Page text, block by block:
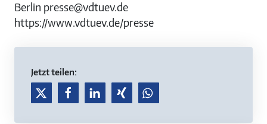
Berlin presse@vdtuev.de
https://www.vdtuev.de/presse
Jetzt teilen: